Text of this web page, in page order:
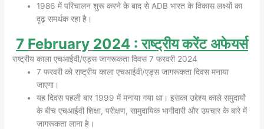
1986 में परिचालन शुरू करने के बाद से ADB भारत के विकास लक्ष्यों का
दृढ़ समर्थक रहा है।
7 February 2024 : राष्ट्रीय करेंट अफेयर्स
राष्ट्रीय काला एचआईवी/एड्स जागरूकता दिवस 7 फरवरी 2024
7 फरवरी को राष्ट्रीय काला एचआईवी/एड्स जागरूकता दिवस मनाया
जाएगा।
यह दिवस पहली बार 1999 में मनाया गया था। इसका उद्देश्य काले समुदायों
के बीच एचआईवी शिक्षा, परीक्षण, सामुदायिक भागीदारी और उपचार के बारे में
जागरूकता लाना है।